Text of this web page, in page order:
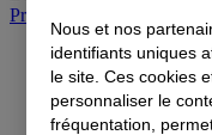
Prendre rendez-vous à
Nous et nos
identifiants uniques
le site. Ces cookies
personnaliser le
fréquentation,